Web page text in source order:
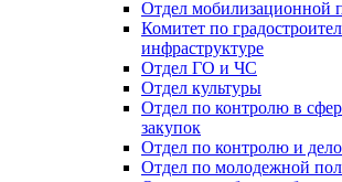
Отдел мобилизационной
Комитет по
инфраструктуре
Отдел ГО и ЧС
Отдел культуры
Отдел по контролю в
закупок
Отдел по контролю и
Отдел по молодежной